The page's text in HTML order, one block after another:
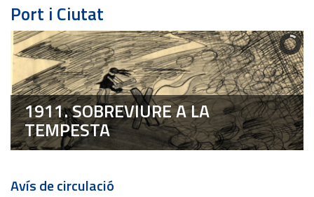
Port i Ciutat
1911. SOBREVIURE A LA
TEMPESTA
Avís de circulació